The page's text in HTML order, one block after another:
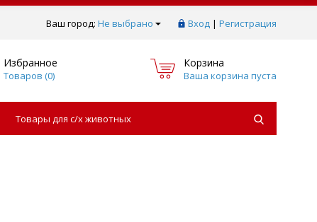
Ваш город: Не выбрано Вход | Регистрация
Избранное
Товаров (0)
Корзина
Ваша корзина пуста
Товары для с/х животных